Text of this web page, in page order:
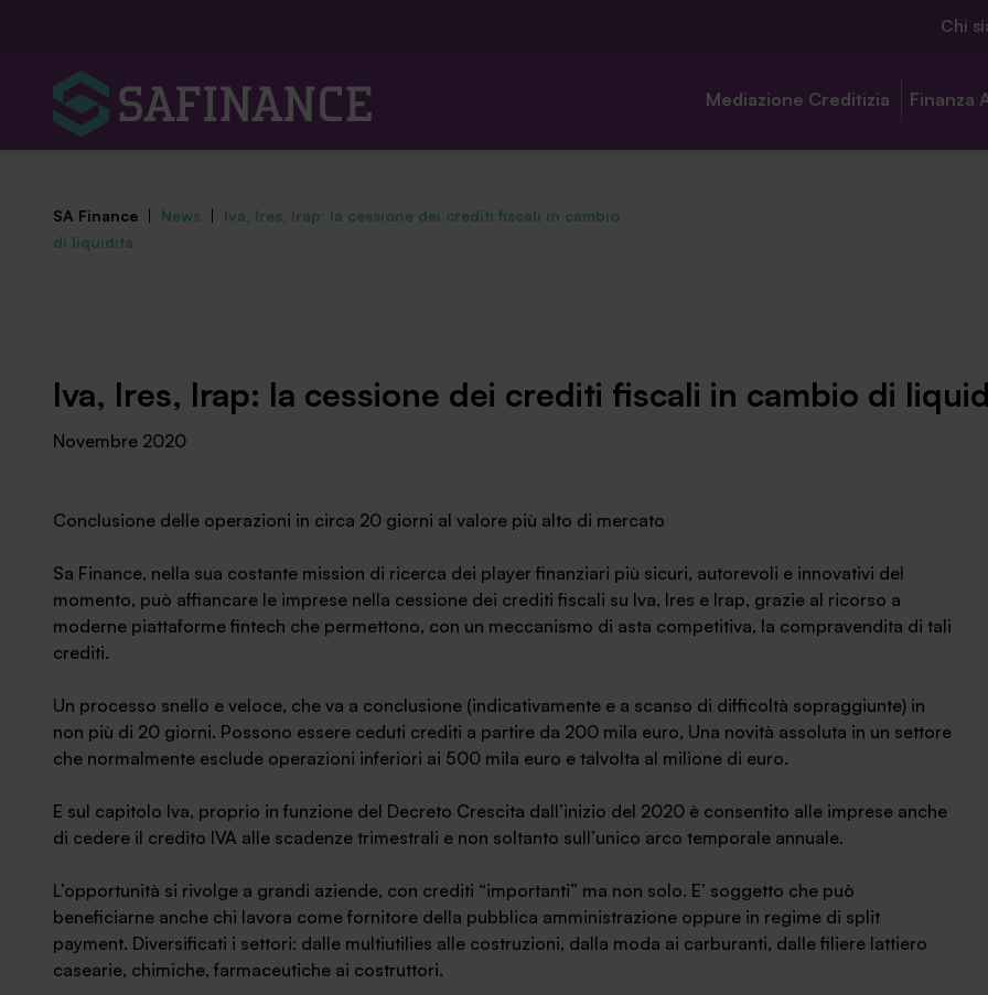
Finanza Agevolata
Centro studi
Contatti
Chi
Mediazione Creditizia Finanza
SA Finance | News | Iva, Ires, Irap: la cessione dei crediti fiscali in cambio
di liquidità
Iva, Ires, Irap: la cessione dei crediti fiscali in cambio di
Novembre 2020
Conclusione delle operazioni in circa 20 giorni al valore più alto di mercato
Sa Finance, nella sua costante mission di ricerca dei player finanziari più sicuri, autorevoli e innovativi del
momento, può affiancare le imprese nella cessione dei crediti fiscali su Iva, Ires e Irap, grazie al ricorso a
moderne piattaforme fintech che permettono, con un meccanismo di asta competitiva, la compravendita di tali
crediti.
Un processo snello e veloce, che va a conclusione (indicativamente e a scanso di difficoltà sopraggiunte) in
non più di 20 giorni. Possono essere ceduti crediti a partire da 200 mila euro, Una novità assoluta in un settore
che normalmente esclude operazioni inferiori ai 500 mila euro e talvolta al milione di euro.
E sul capitolo Iva, proprio in funzione del Decreto Crescita dall’inizio del 2020 è consentito alle imprese anche
di cedere il credito IVA alle scadenze trimestrali e non soltanto sull’unico arco temporale annuale.
L’opportunità si rivolge a grandi aziende, con crediti “importanti” ma non solo. E’ soggetto che può
beneficiarne anche chi lavora come fornitore della pubblica amministrazione oppure in regime di split
payment. Diversificati i settori: dalle multiutilies alle costruzioni, dalla moda ai carburanti, dalle filiere lattiero
casearie, chimiche, farmaceutiche ai costruttori.